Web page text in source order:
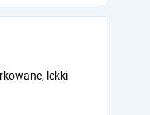
lekki